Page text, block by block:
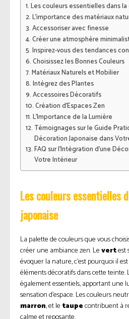
Les couleurs essentielles dans
L’importance des matériaux
Accessoriser avec finesse
Créer une atmosphère
Inspirez-vous des tendances
Choisissez les Bonnes Couleurs
Matériaux Naturels et Mobilier
Intégrez des Plantes
Accessoires Décoratifs
Création d’Espaces Zen
L’Importance de la Lumière
Témoignages sur le Guide
Décoration Japonaise dans
FAQ sur l’Intégration d’une
Votre Intérieur
Les couleurs essentielles
japonaise
La palette de couleurs que vous
créer une ambiance zen. Levertest
évoquer la nature, c’est pourquoi il
éléments décoratifs dans cette teinte.
également essentiels, apportant une
sensation d’espace. Les couleurs
marron, et le taupecontribuent à